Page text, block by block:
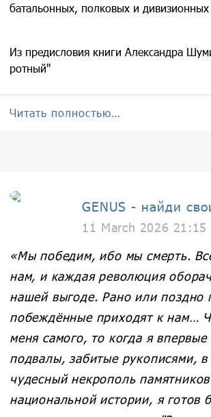
батальонных, полковых и
Из предисловия книги Александра
ротный"
Читать полностью…
GENUS - найди
11 March 2026 21:15
«Мы победим, ибо мы смерть.
нам, и каждая революция
нашей выгоде. Рано или поздно
побеждённые приходят к нам…
меня самого, то когда я
подвалы, забитые рукописями, в
чудесный некрополь памятников
национальной истории, я готов